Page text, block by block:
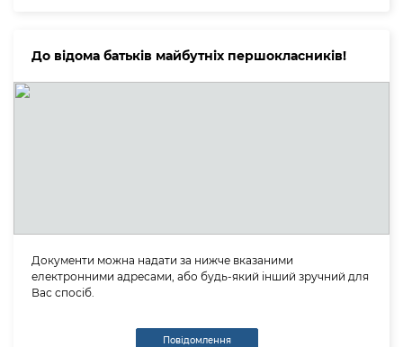
До відома батьків майбутніх першокласників!
Документи можна надати за нижче вказаними
електронними адресами, або будь-який інший зручний для
Вас спосіб.
Повідомлення